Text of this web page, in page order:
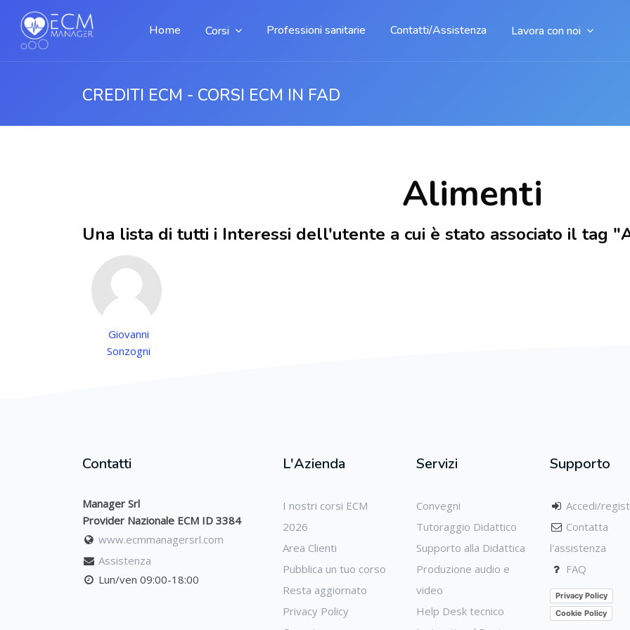
Home Corsi Professioni sanitarie Contatti/Assistenza Lavora con noi
CREDITI ECM - CORSI ECM IN FAD
Alimenti
Una lista di tutti i Interessi dell'utente a cui è stato associato il tag
Giovanni
Sonzogni
Contatti
Manager Srl
Provider Nazionale ECM ID 3384
www.ecmmanagersrl.com
Assistenza
Lun/ven 09:00-18:00
L'Azienda
I nostri corsi ECM
2026
Area Clienti
Pubblica un tuo corso
Resta aggiornato
Privacy Policy
Servizi
Convegni
Tutoraggio Didattico
Supporto alla Didattica
Produzione audio e
video
Help Desk tecnico
Supporto
Accedi/
Contatta
l'assistenza
FAQ
Privacy Policy
Cookie Policy